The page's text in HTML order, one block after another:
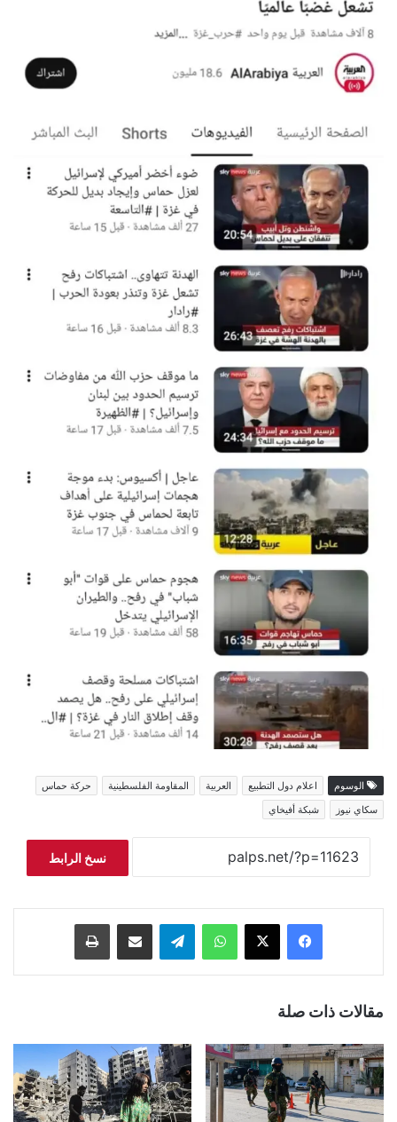
الوسوم اعلام دول التطبيع العربية المقاومة الفلسطينية
حركة حماس
سكاي نيوز
شبكة أفيخاي
نسخ الرابط
فيسبوك ‫X واتساب تيلقرام مشاركة عبر البريد طباعة
مقالات ذات صلة